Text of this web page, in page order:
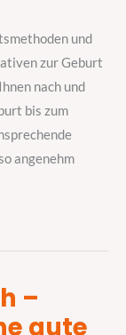
und
zur Geburt
nach und
bis zum
angenehm
–
gute